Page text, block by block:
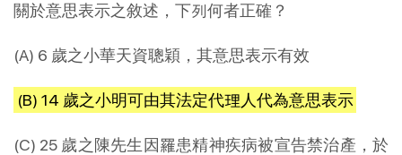
關於意思表示之敘述，下列何者正確？
(A) 6 歲之小華天資聰穎，其意思表示有效
(B) 14 歲之小明可由其法定代理人代為意思表示
(C) 25 歲之陳先生因罹患精神疾病被宣告禁治產，於